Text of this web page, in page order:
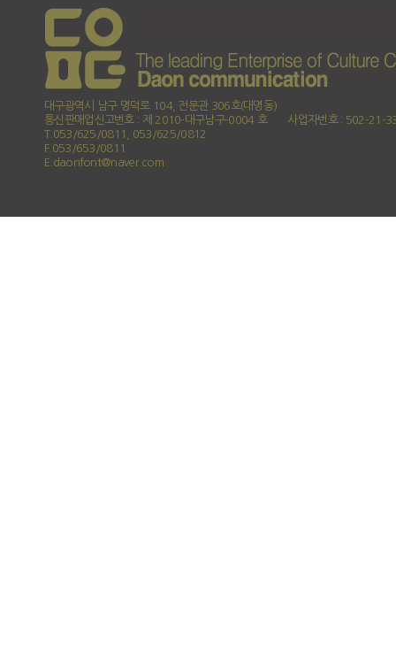
대구광역시 남구 명덕로 104, 전문관 306호(대명동)
통신판매업신고번호 : 제 2010-대구남구-0004 호
사업자번호 : 502-21-
T.053/625/0811, 053/625/0812
F.053/653/0811
E.daonfont@naver.com